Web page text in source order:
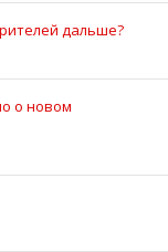
дальше?
о новом